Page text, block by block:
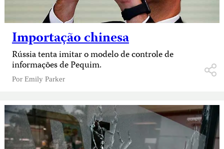
Importação chinesa
Rússia tenta imitar o modelo de controle de
informações de Pequim.
Por Emily Parker